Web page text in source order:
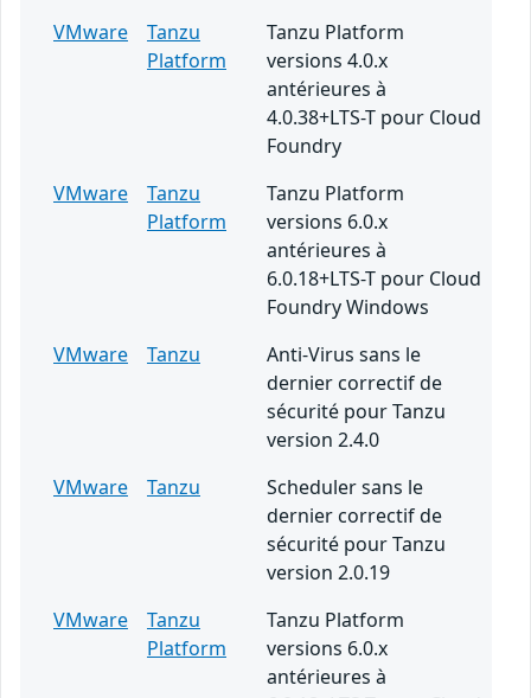
VMware
Tanzu
Platform
Tanzu Platform
versions 4.0.x
antérieures à
4.0.38+LTS-T pour Cloud
Foundry
VMware
Tanzu
Platform
Tanzu Platform
versions 6.0.x
antérieures à
6.0.18+LTS-T pour Cloud
Foundry Windows
VMware
Tanzu
Anti-Virus sans le
dernier correctif de
sécurité pour Tanzu
version 2.4.0
VMware
Tanzu
Scheduler sans le
dernier correctif de
sécurité pour Tanzu
version 2.0.19
VMware
Tanzu
Platform
Tanzu Platform
versions 6.0.x
antérieures à